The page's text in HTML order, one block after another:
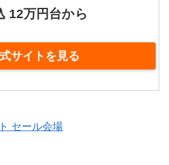
12万円台から
サイトを見る
セール会場